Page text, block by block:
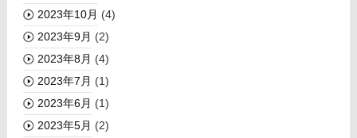
2023年10月 (4)
2023年9月 (2)
2023年8月 (4)
2023年7月 (1)
2023年6月 (1)
2023年5月 (2)